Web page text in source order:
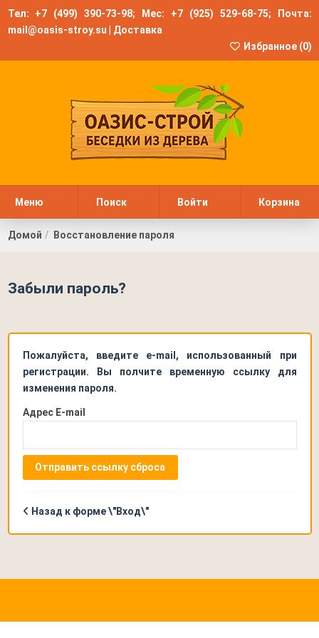
Тел: +7 (499) 390-73-98; Мес: +7 (925) 529-68-75; Почта:
mail@oasis-stroy.su
Доставка
Избранное (0)
Меню Поиск Войти Корзина
Домой Восстановление пароля
Забыли пароль?
Пожалуйста, введите e-mail, использованный при
регистрации. Вы полчите временную ссылку для
изменения пароля.
Адрес E-mail
Отправить ссылку сброса
Назад к форме \"Вход\"